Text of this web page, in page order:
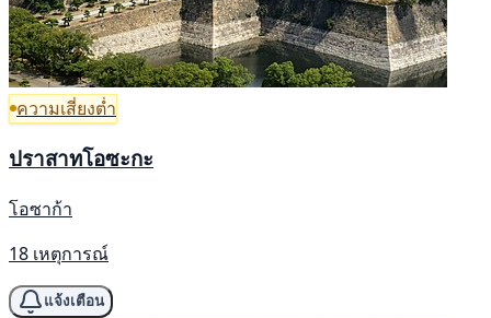
ความเสี่ยงต่ำ
ปราสาทโอซะกะ
โอซาก้า
18 เหตุการณ์
แจ้งเตือน